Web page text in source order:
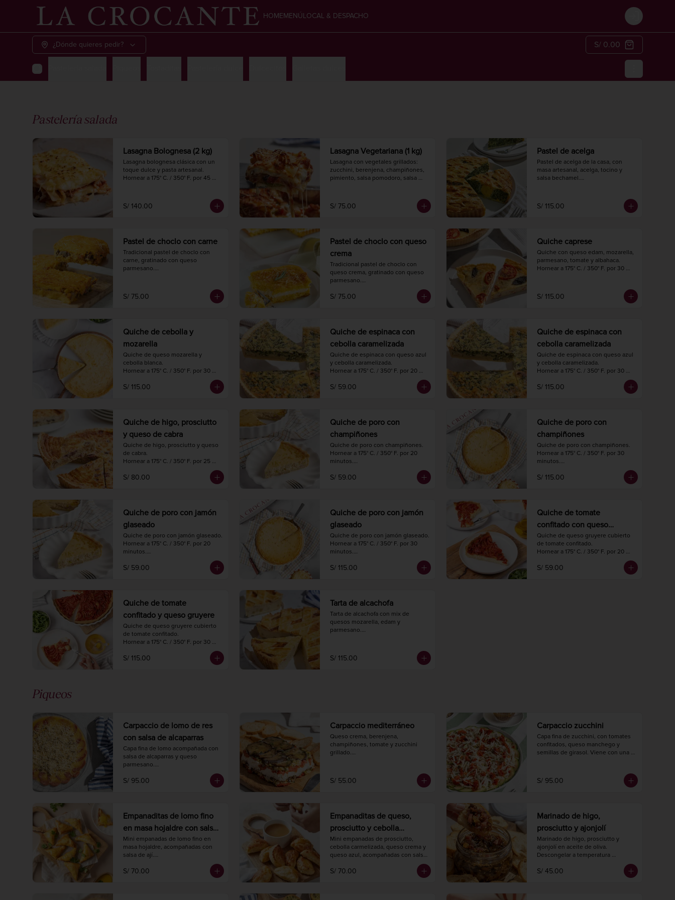
HOMEMENÚLOCAL & DESPACHO Login
¿Dónde quieres pedir? S/ 0.00
Pastelería salada
Lasagna Bolognesa (2 kg)
Lasagna bolognesa clásica con un
toque dulce y pasta artesanal.
Hornear a 175° C. / 350° F. por 45
6 a 8 porciones.
S/ 140.00
Lasagna Vegetariana (1 kg)
Lasagna con vegetales grillados:
zucchini, berenjena, champiñones,
pimiento, salsa pomodoro, salsa
Hornear a 175° C. / 350° F. por 30
minutos.
S/ 75.00
Pastel de acelga
Pastel de acelga de la casa, con
masa artesanal, acelga, tocino y
salsa bechamel.
Diámetro 24 cm.
8 a 10 porciones.
S/ 115.00
Pastel de choclo con carne
Tradicional pastel de choclo con
carne, gratinado con queso
parmesano.
1 kg.
4 porciones.
S/ 75.00
Pastel de choclo con queso
crema
Tradicional pastel de choclo con
queso crema, gratinado con queso
parmesano.
Hornear a 175° C. / 350° F. por 30-35
minutos.
S/ 75.00
Quiche caprese
Quiche con queso edam, mozarella,
parmesano, tomate y albahaca.
Hornear a 175° C. / 350° F. por 30
8 a 10 porciones.
S/ 115.00
Quiche de cebolla y
mozarella
Quiche de queso mozarella y
cebolla blanca.
Hornear a 175° C. / 350° F. por 30
Diámetro 27 cm.
S/ 115.00
Quiche de espinaca con
cebolla caramelizada
Quiche de espinaca con queso azul
y cebolla caramelizada.
Hornear a 175° C. / 350° F. por 20
Diámetro 18 cm.
S/ 59.00
Quiche de espinaca con
cebolla caramelizada
Quiche de espinaca con queso azul
y cebolla caramelizada.
Hornear a 175° C. / 350° F. por 30
Diámetro 27 cm.
S/ 115.00
Quiche de higo, prosciutto
y queso de cabra
Quiche de higo, prosciutto y queso
de cabra.
Hornear a 175° C. / 350° F. por 25
Diámetro 22 cm.
S/ 80.00
Quiche de poro con
champiñones
Quiche de poro con champiñones.
Hornear a 175° C. / 350° F. por 20
minutos.
4 porciones.
S/ 59.00
Quiche de poro con
champiñones
Quiche de poro con champiñones.
Hornear a 175° C. / 350° F. por 30
minutos.
8 a 10 porciones.
S/ 115.00
Quiche de poro con jamón
glaseado
Quiche de poro con jamón glaseado.
Hornear a 175° C. / 350° F. por 20
minutos.
4 porciones.
S/ 59.00
Quiche de poro con jamón
glaseado
Quiche de poro con jamón glaseado.
Hornear a 175° C. / 350° F. por 30
minutos.
8 a 10 porciones.
S/ 115.00
Quiche de tomate
confitado con queso
gruyere
Quiche de queso gruyere cubierto
de tomate confitado.
Hornear a 175° C. / 350° F. por 20
Diámetro 18 cm.
S/ 59.00
Quiche de tomate
confitado y queso gruyere
Quiche de queso gruyere cubierto
de tomate confitado.
Hornear a 175° C. / 350° F. por 30
Diámetro 27 cm.
S/ 115.00
Tarta de alcachofa
Tarta de alcachofa con mix de
quesos mozarella, edam y
parmesano.
Diámetro 24 cm.
8 a 10 porciones.
S/ 115.00
Piqueos
Carpaccio de lomo de res
con salsa de alcaparras
Capa fina de lomo acompañada con
salsa de alcaparras y queso
parmesano.
S/ 95.00
Carpaccio mediterráneo
Queso crema, berenjena,
champiñones, tomate y zucchini
grillado.
Peso 450 gr.
S/ 55.00
Carpaccio zucchini
Capa fina de zucchini, con tomates
confitados, queso manchego y
semillas de girasol. Viene con una
de oro.
S/ 95.00
Empanaditas de lomo fino
en masa hojaldre con salsa
de ají (20 unidades)
Mini empanadas de lomo fino en
masa hojaldre, acompañadas con
salsa de ají.
minutos.
S/ 70.00
Empanaditas de queso,
prosciutto y cebolla
caramelizada con salsa de
damasco (20 unidades)
Mini empanadas de prosciutto,
cebolla carmelizada, queso crema y
queso azul, acompañadas con salsa
Hornear a 175° C. / 350° F. por 20
S/ 70.00
Marinado de higo,
prosciutto y ajonjolí
Marinado de higo, prosciutto y
ajonjolí en aceite de oliva.
Descongelar a temperatura
consumir.
S/ 45.00